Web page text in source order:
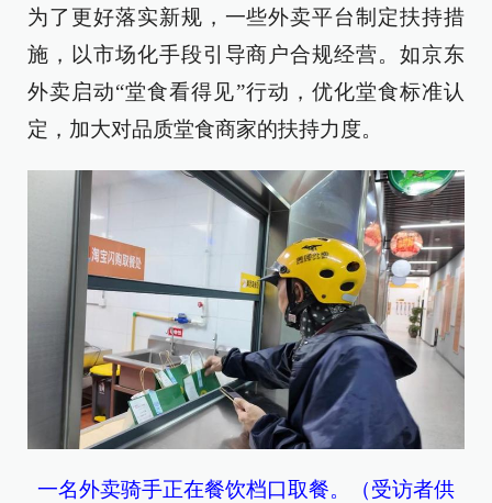
为了更好落实新规，一些外卖平台制定扶持措
施，以市场化手段引导商户合规经营。如京东
外卖启动“堂食看得见”行动，优化堂食标准认
定，加大对品质堂食商家的扶持力度。
一名外卖骑手正在餐饮档口取餐。（受访者供